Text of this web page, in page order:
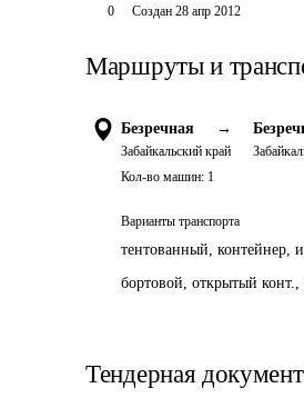
0 Создан 28 апр 2012
Маршруты и
Безречная →
Забайкальский край
Кол-во машин: 1
Варианты транспорта
тентованный, контейнер,
бортовой, открытый
Тендерная